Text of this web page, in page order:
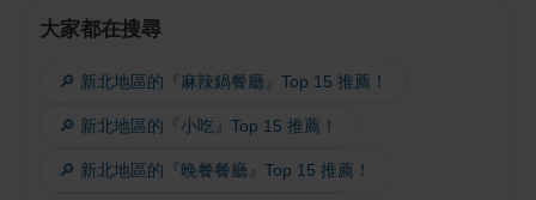
大家都在搜尋
🔎 新北地區的『麻辣鍋餐廳』Top 15 推薦！
🔎 新北地區的『小吃』Top 15 推薦！
🔎 新北地區的『晚餐餐廳』Top 15 推薦！